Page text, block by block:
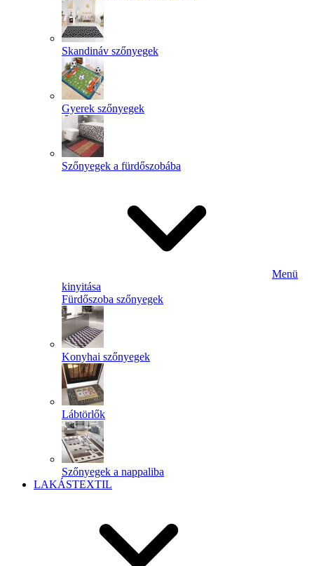
Skandináv szőnyegek
Gyerek szőnyegek
Szőnyegek a fürdőszobába
Menü
kinyitása
Fürdőszoba szőnyegek
Konyhai szőnyegek
Lábtörlők
Szőnyegek a nappaliba
LAKÁSTEXTIL